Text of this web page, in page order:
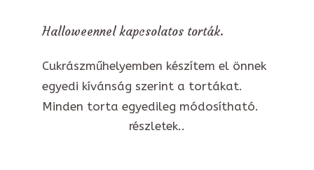
Halloweennel kapcsolatos torták.
Cukrászműhelyemben készítem el önnek
egyedi kívánság szerint a tortákat.
Minden torta egyedileg módosítható.
részletek..